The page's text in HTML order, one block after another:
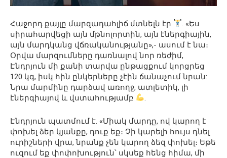
Հաջորդ քայլը մարզադահլիճ մտնելն էր
. «Ես
սիրահարվեցի այն մթնոլորտին, այն էներգիային,
այն մարդկանց վճռականությանը»,- ասում է նա։
Օրվա մարզումները դառնալով նոր ռեժիմ,
Էնդրյուն մի քանի տարվա ընթացքում կորցրեց
120 կգ, իսկ հին ընկերները չէին ճանաչում նրան:
Նրա մարմինը դարձավ առողջ, ատլետիկ, լի
էներգիայով և վստահությամբ
.
Էնդրյուն պատմում է. «Միակ մարդը, ով կարող է
փոխել ձեր կյանքը, դուք եք։ Չի կարելի հույս դնել
ուրիշների վրա, նրանք չեն կարող ձեզ փոխել։ Եթե
ուզում եք փոփոխություն՝ սկսեք հենց հիմա, մի